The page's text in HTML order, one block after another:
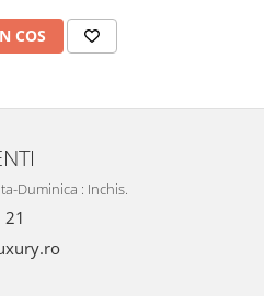
COS
Duminica : Inchis.